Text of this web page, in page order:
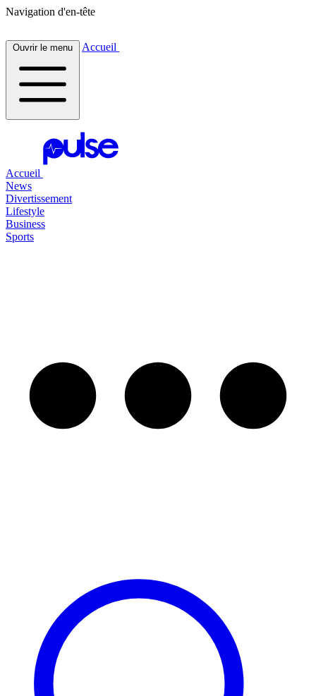
Navigation d'en-tête
Ouvrir le menu Accueil
Accueil
News
Divertissement
Lifestyle
Business
Sports